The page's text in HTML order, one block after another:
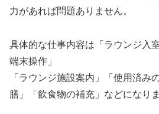
力があれば問題ありません。
具体的な仕事内容は「ラウンジ入
端末操作」
「ラウンジ施設案内」「使用済み
膳」「飲食物の補充」などになりま